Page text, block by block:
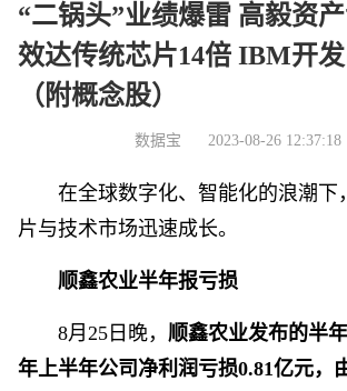
“二锅头”业绩爆雷 高毅资
效达传统芯片14倍 IBM开
（附概念股）
数据宝 2023-08-26 12:37:18
在全球数字化、智能化的浪潮下
片与技术市场迅速成长。
顺鑫农业半年报亏损
8月25日晚， 顺鑫农业发布的半
年上半年公司净利润亏损0.81亿元，